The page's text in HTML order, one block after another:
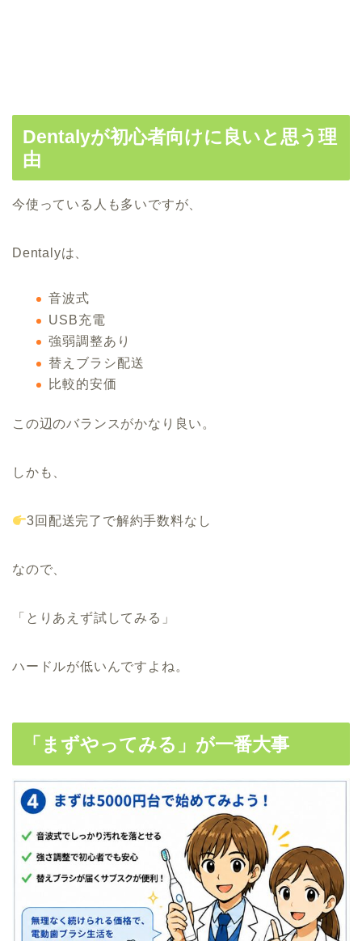
由
今使っている人も多いですが、
Dentalyは、
音波式
強弱調整あり
替えブラシ配送
比較的安価
この辺のバランスがかなり良い。
しかも、
3回配送完了で解約手数料なし
なので、
「とりあえず試してみる」
ハードルが低いんですよね。